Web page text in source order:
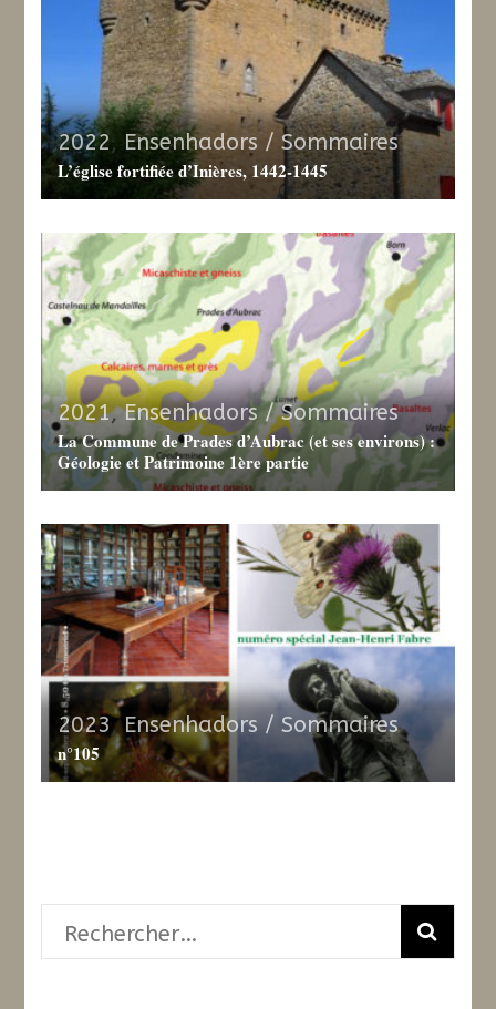
2022, Ensenhadors / Sommaires
L’église fortifiée d’Inières, 1442-1445
2021,Ensenhadors / Sommaires
La Commune de Prades d’Aubrac (et ses environs) :
Géologie et Patrimoine 1ère partie
2023,Ensenhadors / Sommaires
n°105
Rechercher :